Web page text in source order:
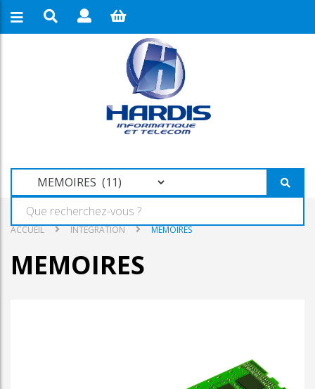
ACCUEIL INTEGRATION MEMOIRES
MEMOIRES